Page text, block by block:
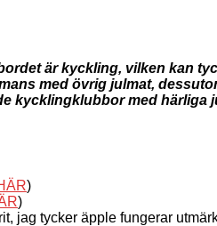
är kyckling, vilken kan
med övrig julmat,
kycklingklubbor med härliga
)
)
jag tycker äpple fungerar